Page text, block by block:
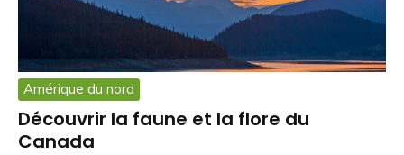
Amérique du nord
Découvrir la faune et la flore du
Canada